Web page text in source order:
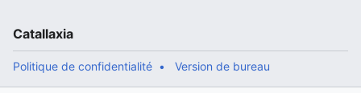
Catallaxia
Politique de confidentialité Version de bureau